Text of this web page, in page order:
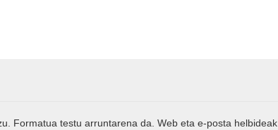
Formatua testu arruntarena da. Web eta e-posta helbideak